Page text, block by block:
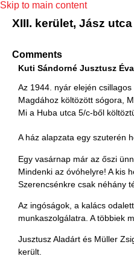
Skip to main content
XIII. kerület, Jász utca
Comments
Kuti Sándorné Jusztusz Éva
Az 1944. nyár elején
Magdához költözött sógora,
Mi a Huba utca 5/c-ből
A ház alapzata egy szuterén
Egy vasárnap már az őszi
Mindenki az óvóhelyre! A kis
Szerencsénkre csak néhány
Az ingóságok, a kalács
munkaszolgálatra. A többiek
Jusztusz Aladárt és Müller
került.